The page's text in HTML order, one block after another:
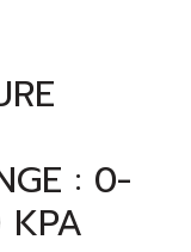
: 0-